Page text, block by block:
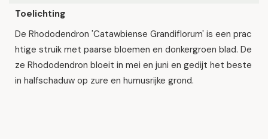
Toelichting
De Rhododendron 'Catawbiense Grandiflorum' is een prac
htige struik met paarse bloemen en donkergroen blad. De
ze Rhododendron bloeit in mei en juni en gedijt het beste
in halfschaduw op zure en humusrijke grond.